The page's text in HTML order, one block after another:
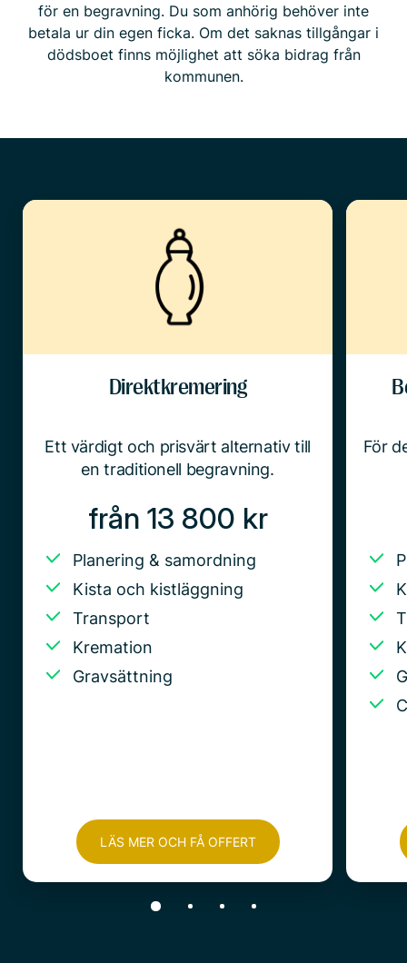
för en begravning. Du som anhörig behöver inte
betala ur din egen ficka. Om det saknas tillgångar i
dödsboet finns möjlighet att söka bidrag från
kommunen.
Direktkremering
Ett värdigt och prisvärt alternativ till
en traditionell begravning.
från 13 800 kr
Planering & samordning
Kista och kistläggning
Transport
Kremation
Gravsättning
LÄS MER OCH FÅ OFFERT
För